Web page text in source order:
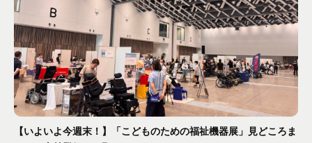
【いよいよ今週末！】「こどものための福祉機器展」見どころま